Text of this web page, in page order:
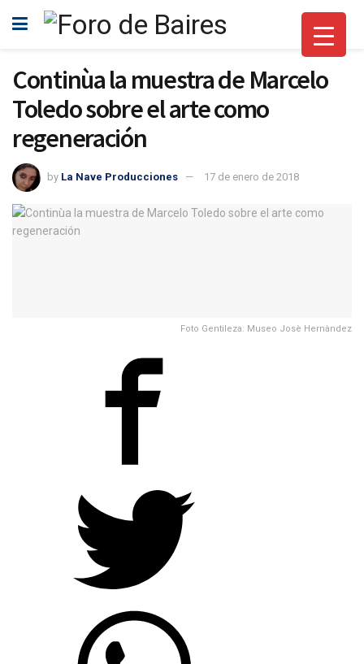
Continùa la muestra de Marcelo
Toledo sobre el arte como
regeneración
by La Nave Producciones 17 de enero de 2018
Foto Gentileza: Museo Josè Hernàndez